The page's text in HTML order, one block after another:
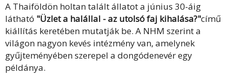
A Thaiföldön holtan talált állatot a június 30-áig
látható "Üzlet a halállal - az utolsó faj kihalása?"című
kiállítás keretében mutatják be. A NHM szerint a
világon nagyon kevés intézmény van, amelynek
gyűjteményében szerepel a dongódenevér egy
példánya.